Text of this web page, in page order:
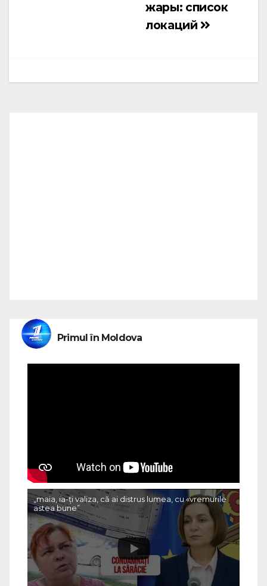
жары: список
локаций
Primul în Moldova
„maia, ia-ți valiza, că ai distrus lumea, cu «vremurile
astea bune”